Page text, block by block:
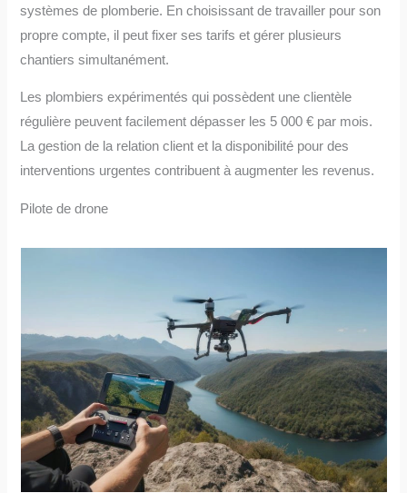
systèmes de plomberie. En choisissant de travailler pour son
propre compte, il peut fixer ses tarifs et gérer plusieurs
chantiers simultanément.
Les plombiers expérimentés qui possèdent une clientèle
régulière peuvent facilement dépasser les 5 000 € par mois.
La gestion de la relation client et la disponibilité pour des
interventions urgentes contribuent à augmenter les revenus.
Pilote de drone